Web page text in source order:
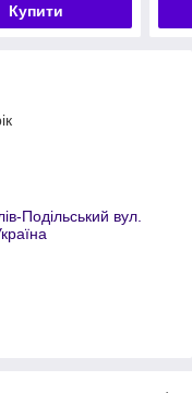
Купити
Подільський вул.